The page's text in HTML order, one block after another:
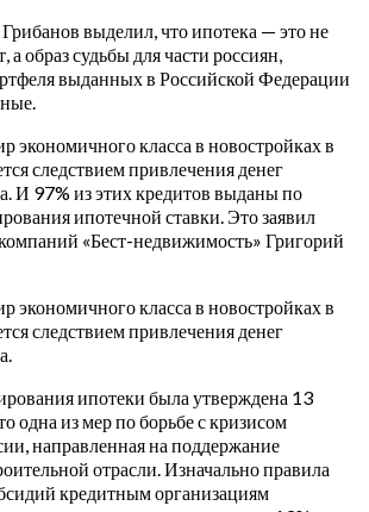
выделил, что ипотека — это не
образ судьбы для части россиян,
выданных в Российской Федерации
экономичного класса в новостройках в
следствием привлечения денег
И 97% из этих кредитов выданы по
ипотечной ставки. Это заявил
«Бест-недвижимость» Григорий
экономичного класса в новостройках в
следствием привлечения денег
ипотеки была утверждена 13
одна из мер по борьбе с кризисом
направленная на поддержание
отрасли. Изначально правила
кредитным организациям